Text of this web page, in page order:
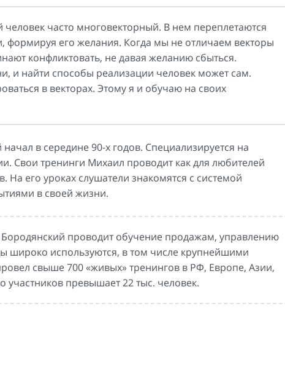
часто многовекторный. В нем переплетаются
формируя его желания. Когда мы не отличаем векторы
конфликтовать, не давая желанию сбыться.
и найти способы реализации человек может сам.
в векторах. Этому я и обучаю на своих
в середине 90-х годов. Специализируется на
Свои тренинги Михаил проводит как для любителей
На его уроках слушатели знакомятся с системой
в своей жизни.
проводит обучение продажам, управлению
широко используются, в том числе крупнейшими
свыше 700 «живых» тренингов в РФ, Европе, Азии,
участников превышает 22 тыс. человек.